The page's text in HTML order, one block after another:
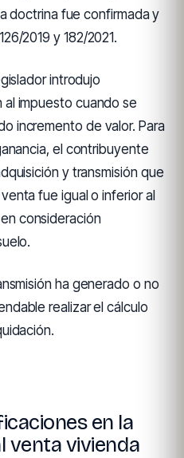
doctrina fue confirmada y
2019 y 182/2021.
introdujo
impuesto cuando se
incremento de valor. Para
el contribuyente
y transmisión que
fue igual o inferior al
consideración
ha generado o no
realizar el cálculo
en la
venta vivienda